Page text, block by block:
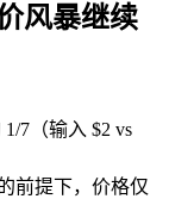
风暴继续
7（输入 $2 vs
前提下，价格仅